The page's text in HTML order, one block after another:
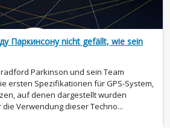
Паркинсону nicht gefällt, wie sein
Parkinson und sein Team
ersten Spezifikationen für GPS-System,
auf denen dargestellt wurden
Verwendung dieser Techno...